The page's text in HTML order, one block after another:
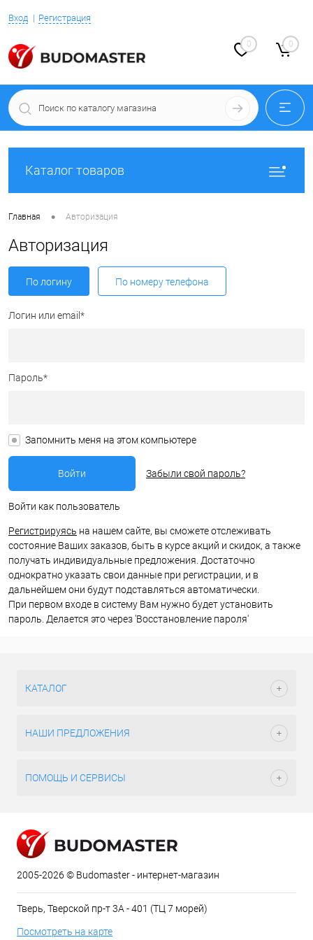
Вход Регистрация
0 0
Каталог товаров
Главная • Авторизация
Авторизация
По логину По номеру телефона
Логин или email*
Пароль*
Запомнить меня на этом компьютере
Забыли свой пароль?
Войти как пользователь
Регистрируясь на нашем сайте, вы сможете отслеживать
состояние Ваших заказов, быть в курсе акций и скидок, а также
получать индивидуальные предложения. Достаточно
однократно указать свои данные при регистрации, и в
дальнейшем они будут подставляться автоматически.
При первом входе в систему Вам нужно будет установить
пароль. Делается это через 'Восстановление пароля'
КАТАЛОГ
НАШИ ПРЕДЛОЖЕНИЯ
ПОМОЩЬ И СЕРВИСЫ
2005-2026 © Budomaster - интернет-магазин
Тверь, Тверской пр-т 3А - 401 (ТЦ 7 морей)
Посмотреть на карте